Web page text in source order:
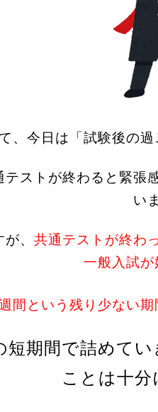
、今日は「試験後の過
テストが終わると緊張
い
、 共通テストが終わ
一般入試が
間という残り少ない期
短期間で詰めて
ことは十分